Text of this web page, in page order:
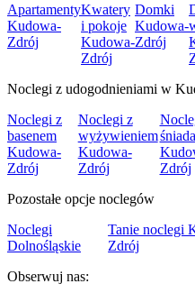
Apartamenty
Kudowa-
Zdrój
Kwatery
i pokoje
Kudowa-
Zdrój
Domki
Kudowa-
Zdrój
Noclegi z udogodnieniami w
Noclegi z
basenem
Kudowa-
Zdrój
Noclegi z
wyżywieniem
Kudowa-
Zdrój
Zdrój
Pozostałe opcje noclegów
Noclegi
Dolnośląskie
Tanie noclegi
Zdrój
Obserwuj nas: